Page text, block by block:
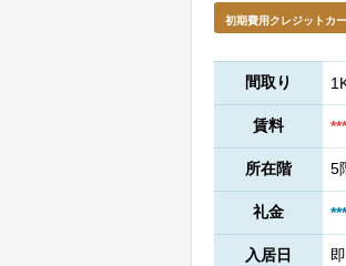
初期費用クレジットカ
間取り
賃料
所在階 5
礼金
入居日